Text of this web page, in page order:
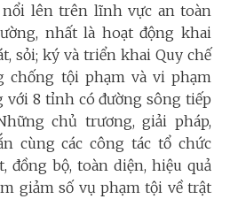
lên trên lĩnh vực an toàn
nhất là hoạt động khai
sỏi; ký và triển khai Quy chế
chống tội phạm và vi phạm
với 8 tỉnh có đường sông tiếp
chủ trương, giải pháp,
cùng các công tác tổ chức
đồng bộ, toàn diện, hiệu quả
giảm số vụ phạm tội về trật